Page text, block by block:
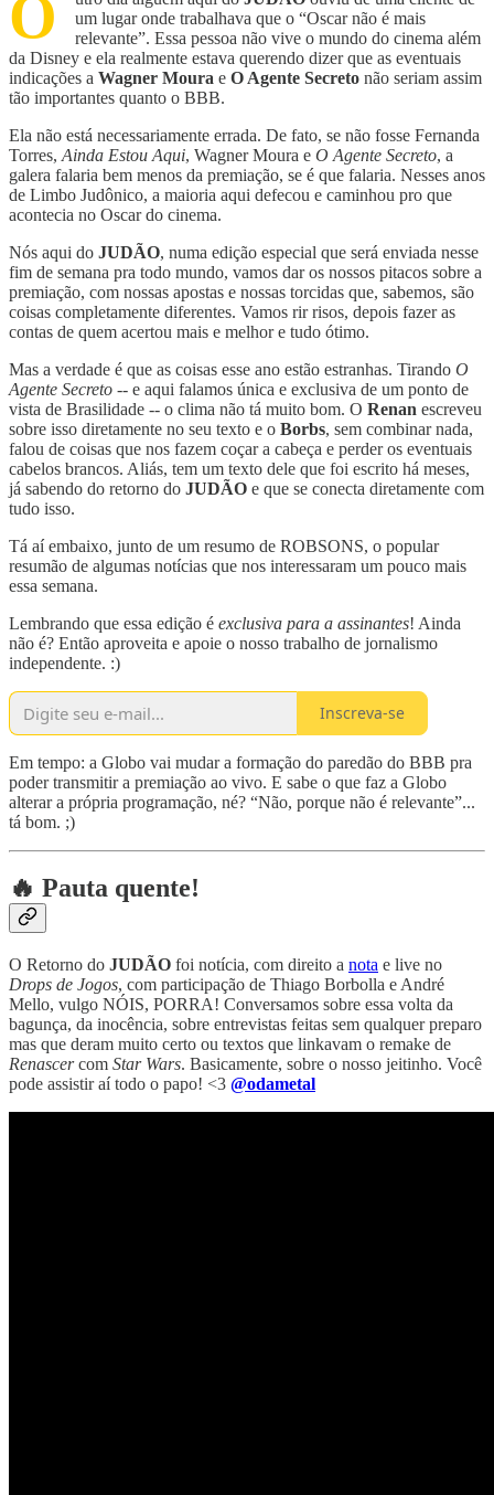
O
um lugar onde trabalhava que o “Oscar não é mais
relevante”. Essa pessoa não vive o mundo do cinema além
da Disney e ela realmente estava querendo dizer que as eventuais
indicações a Wagner Moura e O Agente Secreto não seriam assim
tão importantes quanto o BBB.
Ela não está necessariamente errada. De fato, se não fosse Fernanda
Torres, Ainda Estou Aqui, Wagner Moura e O Agente Secreto, a
galera falaria bem menos da premiação, se é que falaria. Nesses anos
de Limbo Judônico, a maioria aqui defecou e caminhou pro que
acontecia no Oscar do cinema.
Nós aqui do JUDÃO, numa edição especial que será enviada nesse
fim de semana pra todo mundo, vamos dar os nossos pitacos sobre a
premiação, com nossas apostas e nossas torcidas que, sabemos, são
coisas completamente diferentes. Vamos rir risos, depois fazer as
contas de quem acertou mais e melhor e tudo ótimo.
Mas a verdade é que as coisas esse ano estão estranhas. Tirando O
Agente Secreto -- e aqui falamos única e exclusiva de um ponto de
vista de Brasilidade -- o clima não tá muito bom. O Renan escreveu
sobre isso diretamente no seu texto e o Borbs, sem combinar nada,
falou de coisas que nos fazem coçar a cabeça e perder os eventuais
cabelos brancos. Aliás, tem um texto dele que foi escrito há meses,
já sabendo do retorno do JUDÃO e que se conecta diretamente com
tudo isso.
Tá aí embaixo, junto de um resumo de ROBSONS, o popular
resumão de algumas notícias que nos interessaram um pouco mais
essa semana.
Lembrando que essa edição é exclusiva para a assinantes! Ainda
não é? Então aproveita e apoie o nosso trabalho de jornalismo
independente. :)
Inscreva-se
Em tempo: a Globo vai mudar a formação do paredão do BBB pra
poder transmitir a premiação ao vivo. E sabe o que faz a Globo
alterar a própria programação, né? “Não, porque não é relevante”...
tá bom. ;)
🔥 Pauta quente!
O Retorno do JUDÃO foi notícia, com direito a nota e live no
Drops de Jogos, com participação de Thiago Borbolla e André
Mello, vulgo NÓIS, PORRA! Conversamos sobre essa volta da
bagunça, da inocência, sobre entrevistas feitas sem qualquer preparo
mas que deram muito certo ou textos que linkavam o remake de
Renascercom Star Wars. Basicamente, sobre o nosso jeitinho. Você
pode assistir aí todo o papo! <3 @odametal